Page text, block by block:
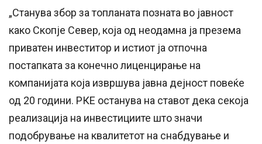
„Станува збор за топланата позната во јавност
како Скопје Север, која од неодамна ја презема
приватен инвеститор и истиот ја отпочна
постапката за конечно лиценцирање на
компанијата која извршува јавна дејност повеќе
од 20 години. РКЕ останува на ставот дека секоја
реализација на инвестициите што значи
подобрување на квалитетот на снабдување и